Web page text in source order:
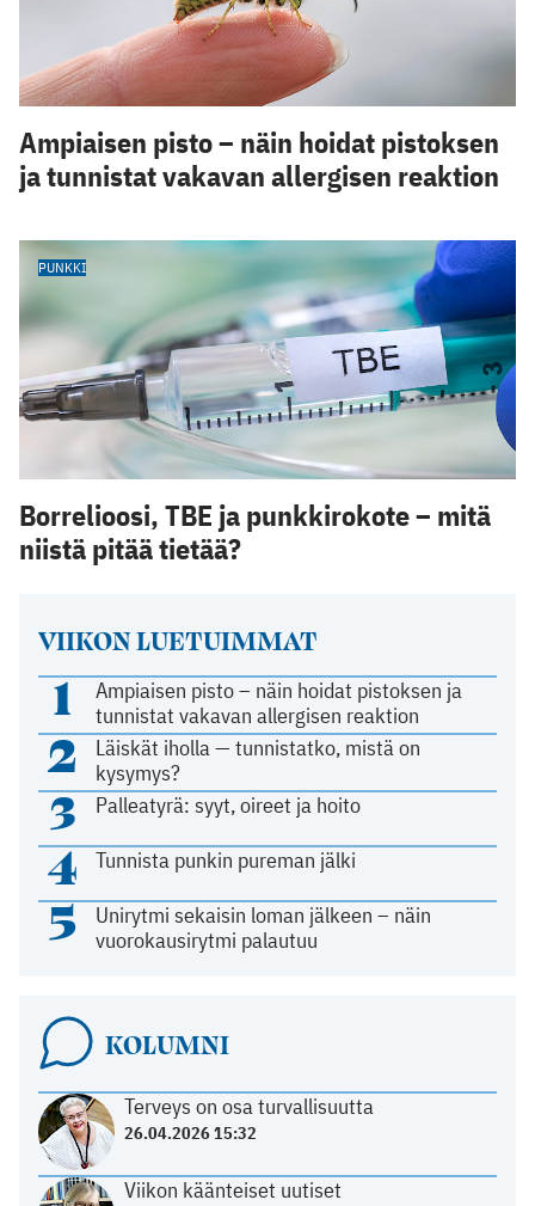
VIIKON LUETUIMMAT
1
Ampiaisen pisto – näin hoidat pistoksen ja
tunnistat vakavan allergisen reaktion
2
Läiskät iholla — tunnistatko, mistä on
kysymys?
3 Palleatyrä: syyt, oireet ja hoito
4 Tunnista punkin pureman jälki
5
Unirytmi sekaisin loman jälkeen – näin
vuorokausirytmi palautuu
KOLUMNI
Terveys on osa turvallisuutta
26.04.2026 15:32
Viikon käänteiset uutiset
Ampiaisen pisto – näin hoidat pistoksen
ja tunnistat vakavan allergisen reaktion
PUNKKI
Borrelioosi, TBE ja punkkirokote – mitä
niistä pitää tietää?